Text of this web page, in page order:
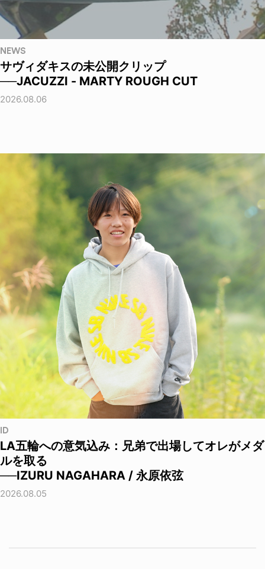
NEWS
サヴィダキスの未公開クリップ
──JACUZZI - MARTY ROUGH CUT
2026.08.06
ID
LA五輪への意気込み：兄弟で出場してオレがメダ
ルを取る
──IZURU NAGAHARA / 永原依弦
2026.08.05